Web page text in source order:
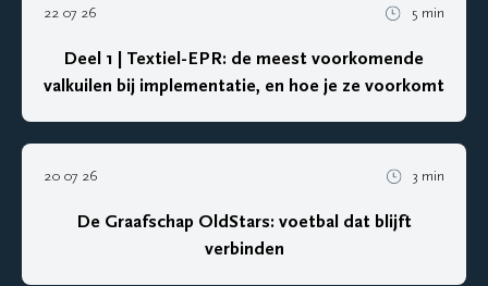
22 07 26 5 min
Deel 1 | Textiel-EPR: de meest voorkomende
valkuilen bij implementatie, en hoe je ze voorkomt
20 07 26 3 min
De Graafschap OldStars: voetbal dat blijft
verbinden